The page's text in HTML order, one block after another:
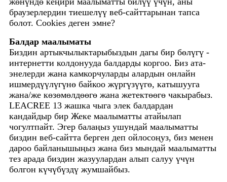
браузерлердин тиешелүү веб-сайттарынан тапса
болот. Cookies деген эмне?
Балдар маалыматы
Биздин артыкчылыктарыбыздын дагы бир бөлүгү -
интернетти колдонууда балдарды коргоо. Биз ата-
энелерди жана камкорчуларды алардын онлайн
ишмердүүлүгүнө байкоо жүргүзүүгө, катышууга
жана/же көзөмөлдөөгө жана жетектөөгө чакырабыз.
LEACREE 13 жашка чыга элек балдардан
кандайдыр бир Жеке маалыматты атайылап
чогултпайт. Эгер балаңыз ушундай маалыматты
биздин веб-сайтта берген деп ойлосоңуз, биз менен
дароо байланышыңыз жана биз мындай маалыматты
тез арада биздин жазуулардан алып салуу үчүн
болгон күчүбүздү жумшайбыз.